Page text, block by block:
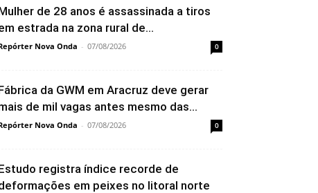
de 28 anos é assassinada a tiros
estrada na zona rural de...
Nova Onda - 07/08/2026 0
da GWM em Aracruz deve gerar
de mil vagas antes mesmo das...
Nova Onda - 07/08/2026 0
registra índice recorde de
em peixes no litoral norte